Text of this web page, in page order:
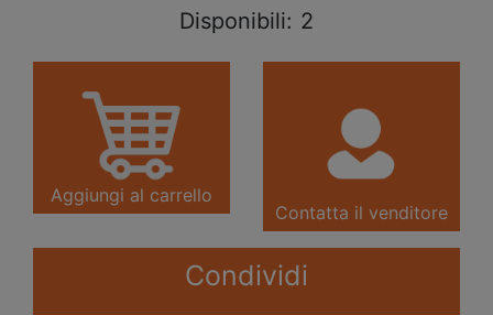
Disponibili: 2
Aggiungi al carrello
Contatta il venditore
Condividi